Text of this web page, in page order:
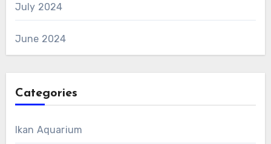
July 2024
June 2024
Categories
Ikan Aquarium